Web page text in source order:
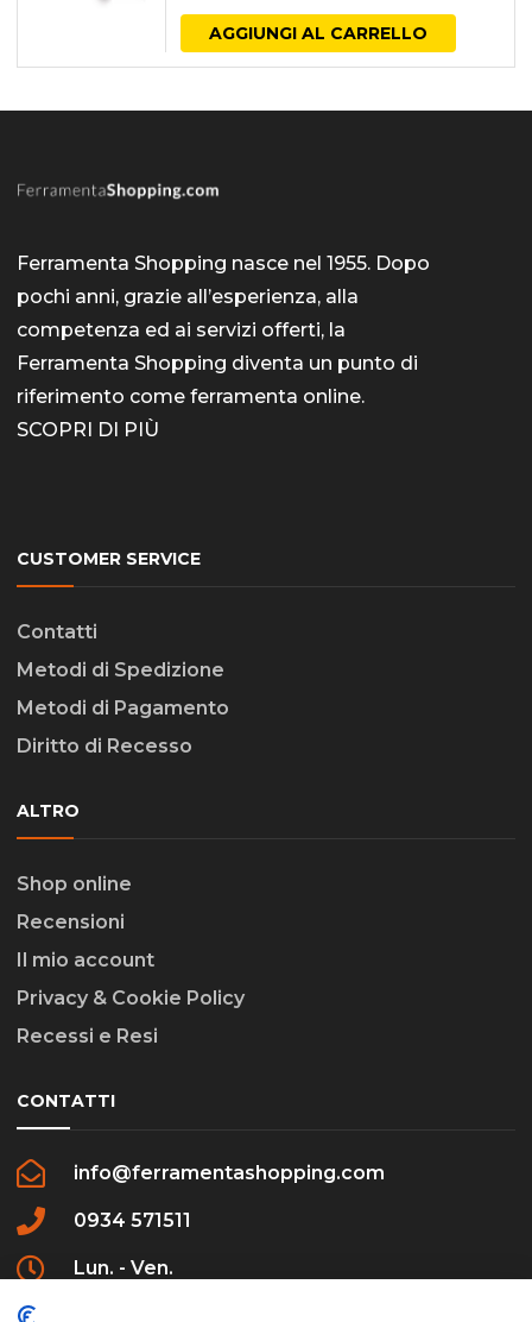
AGGIUNGI AL CARRELLO
Ferramenta Shopping nasce nel 1955. Dopo
pochi anni, grazie all’esperienza, alla
competenza ed ai servizi offerti, la
Ferramenta Shopping diventa un punto di
riferimento come ferramenta online.
SCOPRI DI PIÙ
CUSTOMER SERVICE
Contatti
Metodi di Spedizione
Metodi di Pagamento
Diritto di Recesso
ALTRO
Shop online
Recensioni
Il mio account
Privacy & Cookie Policy
Recessi e Resi
CONTATTI
info@ferramentashopping.com
0934 571511
Lun. - Ven.